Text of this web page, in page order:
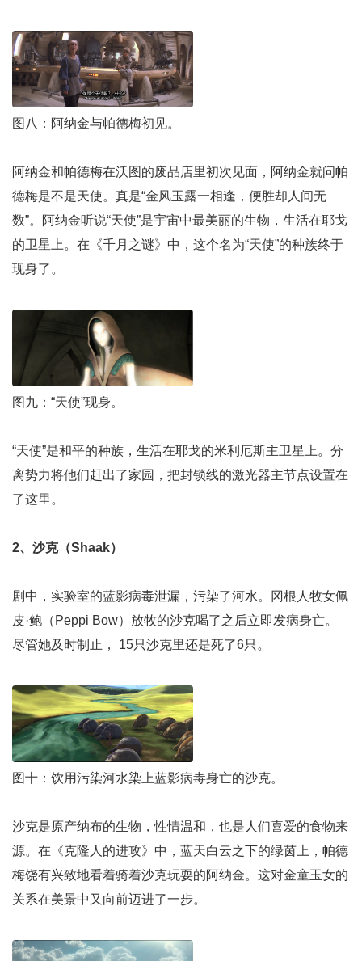
图八：阿纳金与帕德梅初见。
阿纳金和帕德梅在沃图的废品店里初次见面，阿纳金就问帕
德梅是不是天使。真是“金风玉露一相逢，便胜却人间无
数”。阿纳金听说“天使”是宇宙中最美丽的生物，生活在耶戈
的卫星上。在《千月之谜》中，这个名为“天使”的种族终于
现身了。
图九：“天使”现身。
“天使”是和平的种族，生活在耶戈的米利厄斯主卫星上。分
离势力将他们赶出了家园，把封锁线的激光器主节点设置在
了这里。
2、沙克（Shaak）
剧中，实验室的蓝影病毒泄漏，污染了河水。冈根人牧女佩
皮·鲍（Peppi Bow）放牧的沙克喝了之后立即发病身亡。
尽管她及时制止， 15只沙克里还是死了6只。
图十：饮用污染河水染上蓝影病毒身亡的沙克。
沙克是原产纳布的生物，性情温和，也是人们喜爱的食物来
源。在《克隆人的进攻》中，蓝天白云之下的绿茵上，帕德
梅饶有兴致地看着骑着沙克玩耍的阿纳金。这对金童玉女的
关系在美景中又向前迈进了一步。